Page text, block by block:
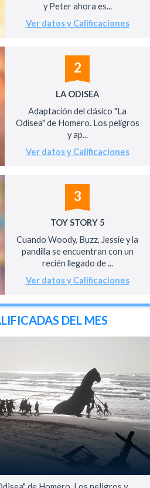
y Peter ahora es...
Ver datos y Calificaciones
2
LA ODISEA
Adaptación del clásico "La
Odisea" de Homero. Los peligros
y ap...
Ver datos y Calificaciones
3
TOY STORY 5
Cuando Woody, Buzz, Jessie y la
pandilla se encuentran con un
recién llegado de ...
Ver datos y Calificaciones
DEL MES